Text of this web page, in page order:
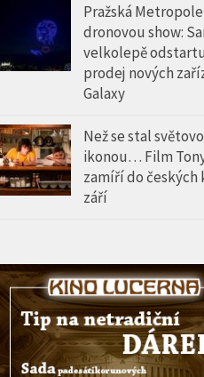
Pražská
dronovou show:
velkolepě
prodej nových
Galaxy
Než se stal
ikonou… Film
zamíří do českých
září